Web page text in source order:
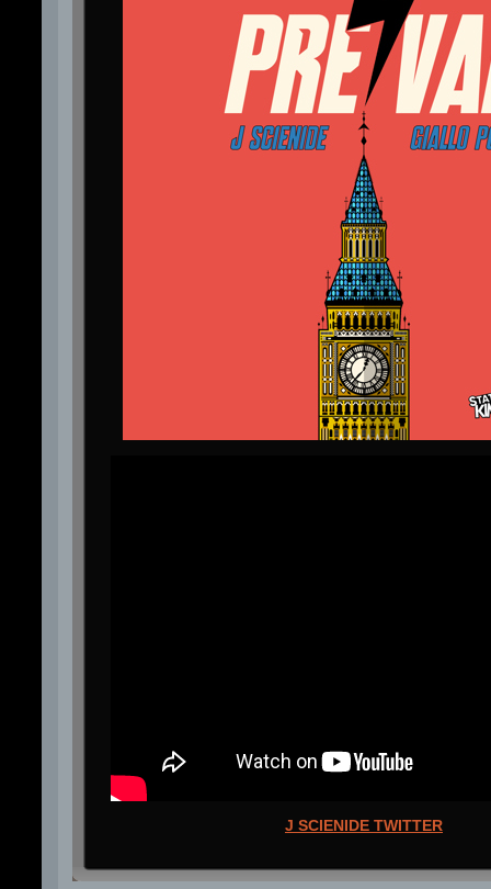
J SCIENIDE TWITTER